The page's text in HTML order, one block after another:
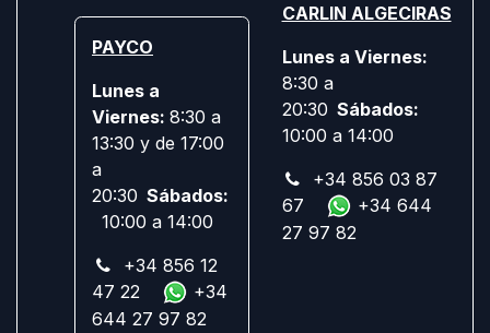
PAYCO
Lunes a
Viernes: 8:30 a
13:30 y de 17:00
a
20:30 Sábados:
10:00 a 14:00
+34 856 12
47 22
+34
644 27 97 82
CARLIN ALGECIRAS
Lunes a Viernes:
8:30 a
20:30 Sábados:
10:00 a 14:00
+34 856 03 87
67
+34 644
27 97 82